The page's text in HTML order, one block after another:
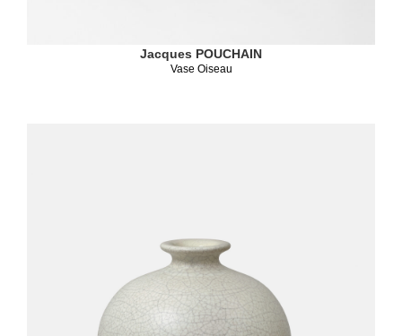
Jacques POUCHAIN
Vase Oiseau